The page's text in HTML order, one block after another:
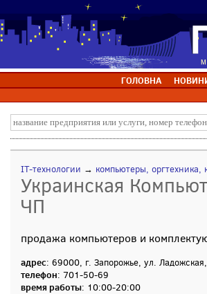
ГОЛОВНА
IT-технологии → компьютеры,
Украинская
ЧП
продажа компьютеров и
адрес: 69000, г. Запорожье, ул.
телефон: 701-50-69
время работы: 10:00-20:00